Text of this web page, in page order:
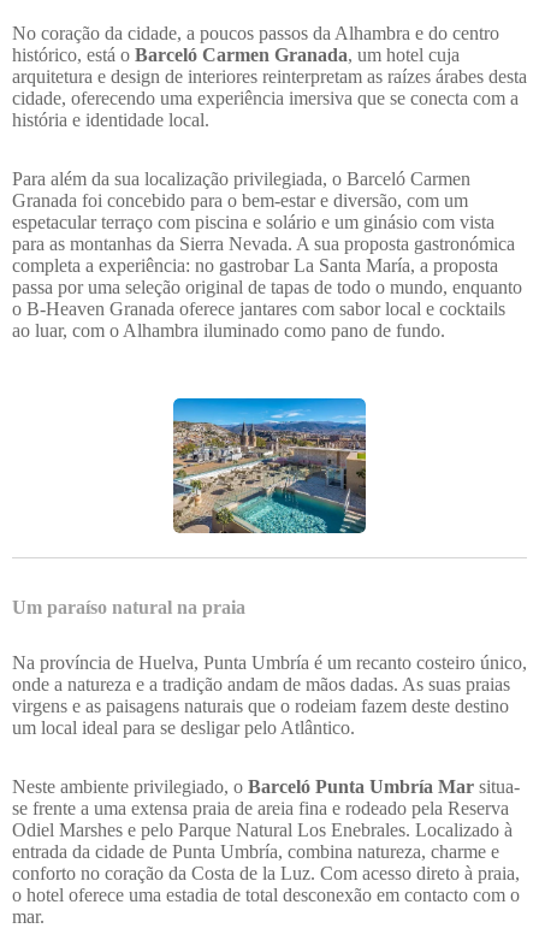
No coração da cidade, a poucos passos da Alhambra e do centro
histórico, está o Barceló Carmen Granada, um hotel cuja
arquitetura e design de interiores reinterpretam as raízes árabes desta
cidade, oferecendo uma experiência imersiva que se conecta com a
história e identidade local.
Para além da sua localização privilegiada, o Barceló Carmen
Granada foi concebido para o bem-estar e diversão, com um
espetacular terraço com piscina e solário e um ginásio com vista
para as montanhas da Sierra Nevada. A sua proposta gastronómica
completa a experiência: no gastrobar La Santa María, a proposta
passa por uma seleção original de tapas de todo o mundo, enquanto
o B-Heaven Granada oferece jantares com sabor local e cocktails
ao luar, com o Alhambra iluminado como pano de fundo.
Um paraíso natural na praia
Na província de Huelva, Punta Umbría é um recanto costeiro único,
onde a natureza e a tradição andam de mãos dadas. As suas praias
virgens e as paisagens naturais que o rodeiam fazem deste destino
um local ideal para se desligar pelo Atlântico.
Neste ambiente privilegiado, o Barceló Punta Umbría Mar situa-
se frente a uma extensa praia de areia fina e rodeado pela Reserva
Odiel Marshes e pelo Parque Natural Los Enebrales. Localizado à
entrada da cidade de Punta Umbría, combina natureza, charme e
conforto no coração da Costa de la Luz. Com acesso direto à praia,
o hotel oferece uma estadia de total desconexão em contacto com o
mar.